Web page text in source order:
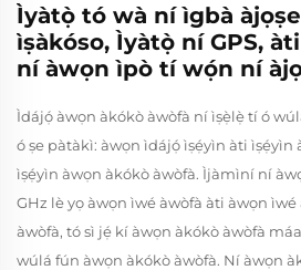
Ìyàtọ̀ tó wà ní ìgbà
ìṣàkóso, Ìyàtọ̀ ní GPS,
ní àwọn ìpò tí wọ́n ní
Ìdájọ́ àwọn àkókò àwòfà ní ìṣẹ̀lẹ̀ tí ó
ó ṣe pàtàkì: àwọn ìdájọ́ ìṣẹ́yìn àti ìṣẹ́yìn
ìṣẹ́yìn àwọn àkókò àwòfà. Ìjàmìní ní
GHz lè yọ àwọn ìwé àwòfà àti àwọn
àwòfà, tó sì jẹ́ kí àwọn àkókò àwòfà
wúlá fún àwọn àkókò àwòfà. Ní àwọn